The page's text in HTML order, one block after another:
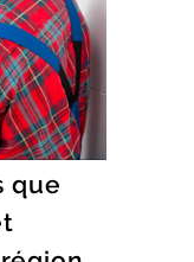
que